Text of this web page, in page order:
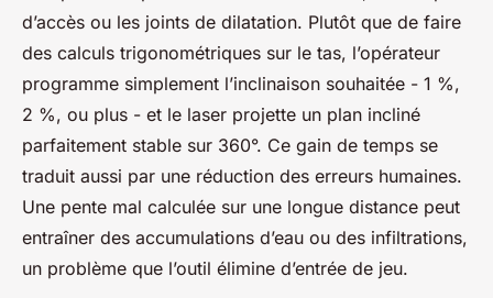
d’accès ou les joints de dilatation. Plutôt que de faire
des calculs trigonométriques sur le tas, l’opérateur
programme simplement l’inclinaison souhaitée - 1 %,
2 %, ou plus - et le laser projette un plan incliné
parfaitement stable sur 360°. Ce gain de temps se
traduit aussi par une réduction des erreurs humaines.
Une pente mal calculée sur une longue distance peut
entraîner des accumulations d’eau ou des infiltrations,
un problème que l’outil élimine d’entrée de jeu.